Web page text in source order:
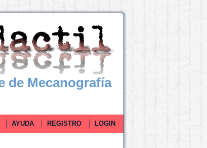
de Mecanografía
AYUDA REGISTRO LOGIN